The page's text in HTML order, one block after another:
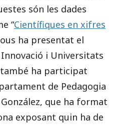
són les dades
“Científiques en xifres
ha presentat el
i Universitats
ha participat
de Pedagogia
que ha format
exposant quin ha de